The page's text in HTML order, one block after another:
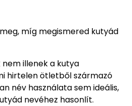
míg megismered kutyád
illenek a kutya
hirtelen ötletből származó
név használata sem ideális,
nevéhez hasonlít.